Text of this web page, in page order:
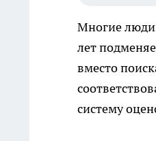
Многие люди
лет
вместо
систему